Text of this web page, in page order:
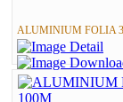
ALUMINIUM FOLIA